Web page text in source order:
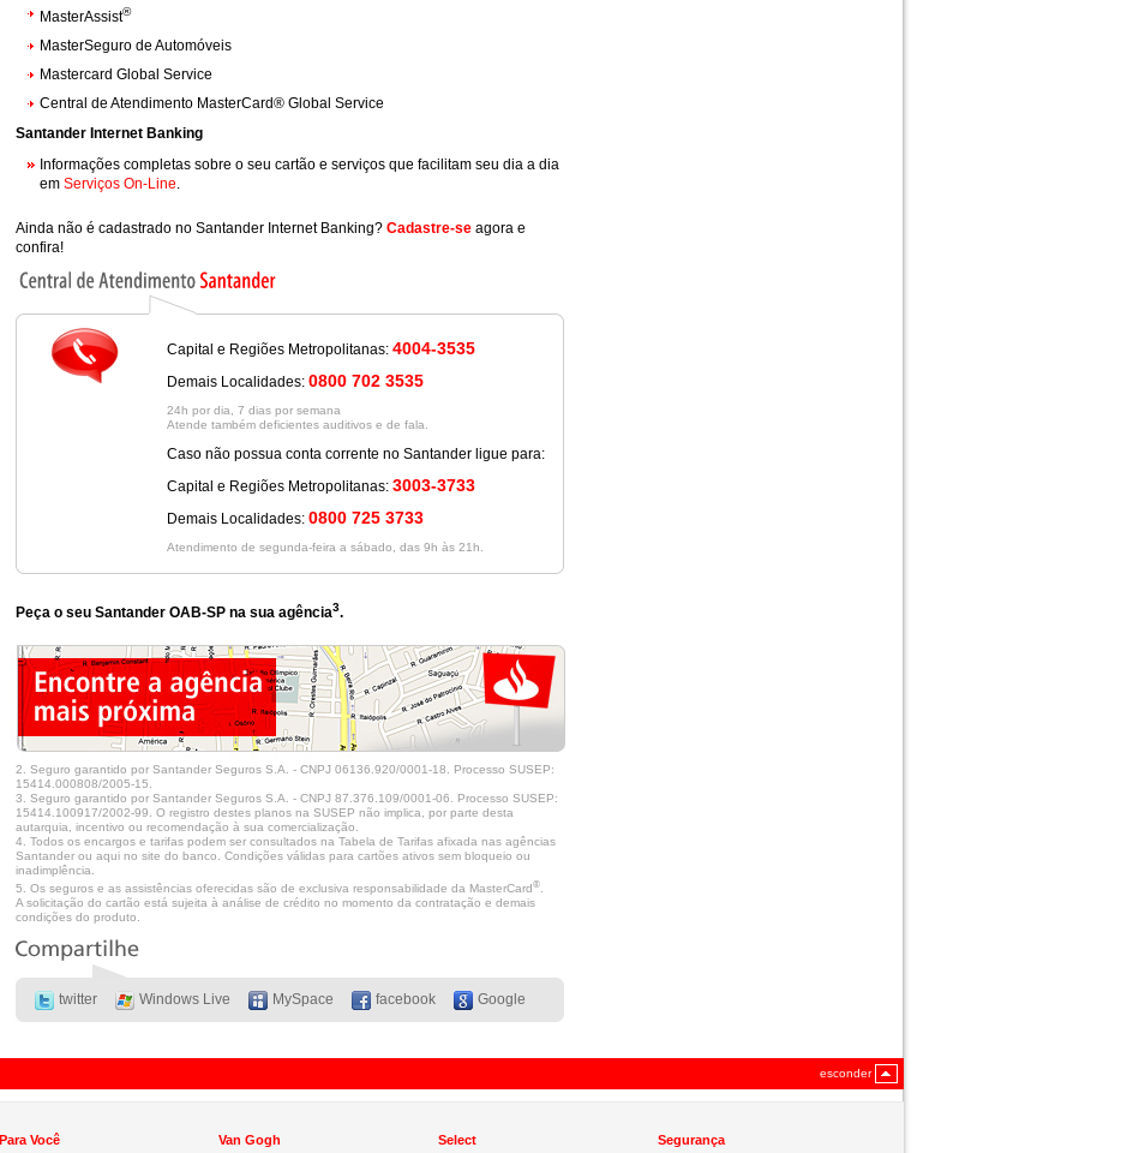
MasterAssist®
MasterSeguro de Automóveis
Mastercard Global Service
Central de Atendimento MasterCard® Global Service
Santander Internet Banking
Informações completas sobre o seu cartão e serviços que facilitam seu dia a dia
em Serviços On-Line.
Ainda não é cadastrado no Santander Internet Banking? Cadastre-se agora e
confira!
Capital e Regiões Metropolitanas: 4004-3535
Demais Localidades: 0800 702 3535
24h por dia, 7 dias por semana
Atende também deficientes auditivos e de fala.
Caso não possua conta corrente no Santander ligue para:
Capital e Regiões Metropolitanas: 3003-3733
Demais Localidades: 0800 725 3733
Atendimento de segunda-feira a sábado, das 9h às 21h.
Peça o seu Santander OAB-SP na sua agência3.
2. Seguro garantido por Santander Seguros S.A. - CNPJ 06136.920/0001-18. Processo SUSEP:
15414.000808/2005-15.
3. Seguro garantido por Santander Seguros S.A. - CNPJ 87.376.109/0001-06. Processo SUSEP:
15414.100917/2002-99. O registro destes planos na SUSEP não implica, por parte desta
autarquia, incentivo ou recomendação à sua comercialização.
4. Todos os encargos e tarifas podem ser consultados na Tabela de Tarifas afixada nas agências
Santander ou aqui no site do banco. Condições válidas para cartões ativos sem bloqueio ou
inadimplência.
5. Os seguros e as assistências oferecidas são de exclusiva responsabilidade da MasterCard®.
A solicitação do cartão está sujeita à análise de crédito no momento da contratação e demais
condições do produto.
twitter Windows Live MySpace facebook Google
esconder
Para Você Van Gogh Select Segurança